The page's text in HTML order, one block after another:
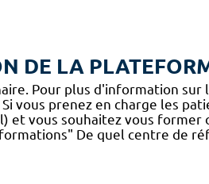
DE LA
Pour plus d'information sur
Si vous prenez en charge les
et vous souhaitez vous former
De quel centre de